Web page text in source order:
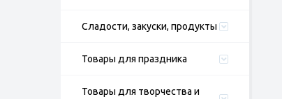
Сладости, закуски, продукты
Товары для праздника
Товары для творчества и